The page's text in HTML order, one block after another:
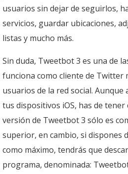
usuarios sin dejar de seguirlos,
servicios, guardar ubicaciones,
listas y mucho más.
Sin duda, Tweetbot 3 es una de
funciona como cliente de Twitter
usuarios de la red social.
tus dispositivos iOS, has de tener
versión de Tweetbot 3 sólo es
superior, en cambio, si dispones
como máximo, tendrás que
programa, denominada: